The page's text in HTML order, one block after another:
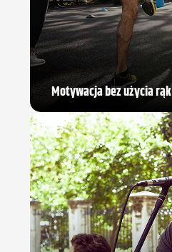
Motywacja bez użycia rąk